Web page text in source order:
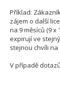
Příklad:
zájem o další
na 9 měsíců (9 x
expirují ve
stejnou chvíli
V případě